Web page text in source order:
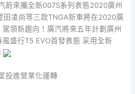
蔚來攜全新007S系列表態2020廣州
凌尚等三款TNGA新車將在2020廣
領新趨向！廣汽將來五年計劃廣州
盛行T5 EVO首發表態 采用全新
投進營業化運轉